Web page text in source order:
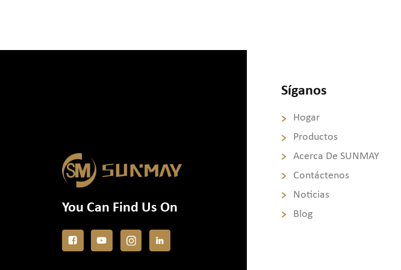
You Can Find Us On
Síganos
Hogar
Productos
Acerca De SUNMAY
Contáctenos
Noticias
Blog